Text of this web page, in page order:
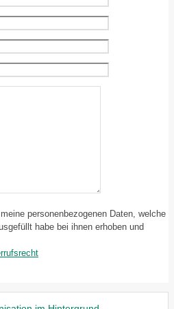
personenbezogenen Daten, welche
habe bei ihnen erhoben und